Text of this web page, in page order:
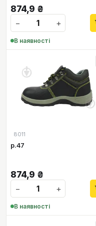
874,9 ₴
−
+
В наявності
8011
р.47
874,9 ₴
−
+
В наявності